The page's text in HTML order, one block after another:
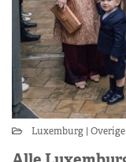
Luxemburg